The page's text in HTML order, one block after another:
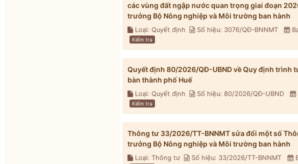
các vùng đất ngập nước quan trọng giai đoạn
trưởng Bộ Nông nghiệp và Môi trường ban hành
Loại: Quyết định Số hiệu: 3076/QĐ-BNNMT
Kiểm tra
Quyết định 80/2026/QĐ-UBND về Quy định trình
bàn thành phố Huế
Loại: Quyết định Số hiệu: 80/2026/QĐ-UBND
Kiểm tra
Thông tư 33/2026/TT-BNNMT sửa đổi một số
trưởng Bộ Nông nghiệp và Môi trường ban hành
Loại: Thông tư Số hiệu: 33/2026/TT-BNNMT